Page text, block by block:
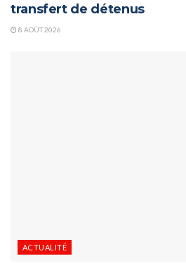
transfert de détenus
8 AOÛT 2026
ACTUALITÉ